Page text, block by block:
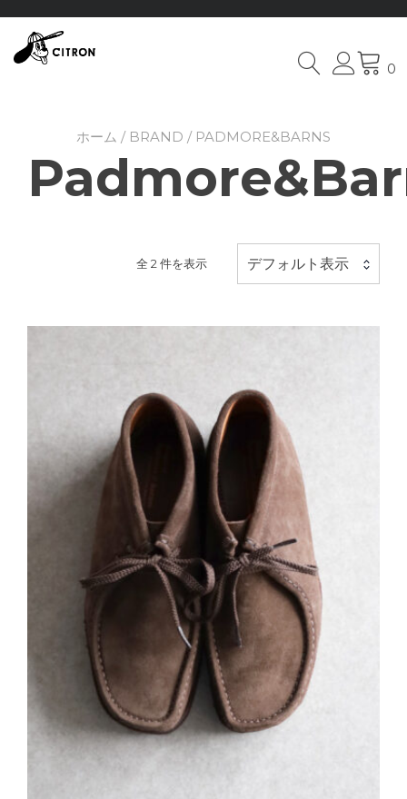
0
ホーム / BRAND / PADMORE&BARNS
全 2 件を表示 デフォルト表示